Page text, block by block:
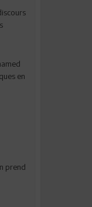
en
prend